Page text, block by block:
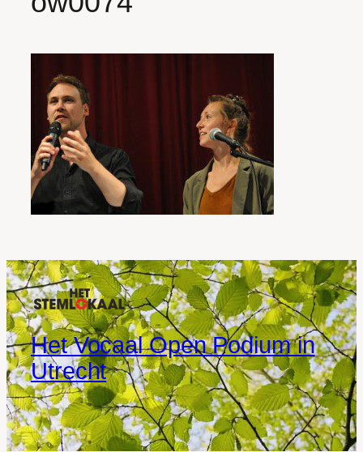
Het Vocaal Open Podium in
Utrecht